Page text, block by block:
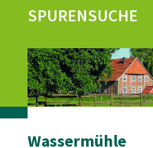
SPURENSUCHE
Wassermühle